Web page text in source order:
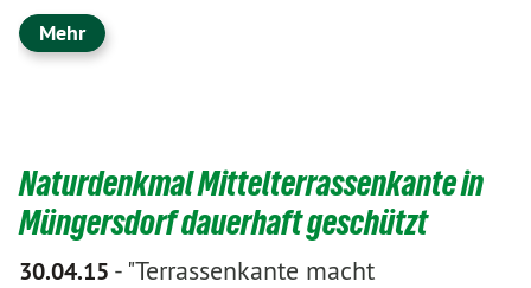
Mehr
Naturdenkmal Mittelterrassenkante in
Müngersdorf dauerhaft geschützt
30.04.15 - "Terrassenkante macht